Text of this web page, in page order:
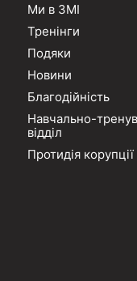
Ми в ЗМІ
Тренінги
Подяки
Новини
Благодійність
Навчально-
відділ
Протидія корупції